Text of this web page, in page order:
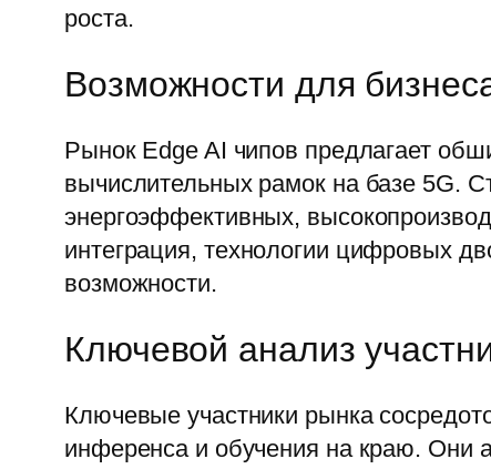
роста.
Возможности для
Рынок Edge AI чипов предлагает
вычислительных рамок на базе 5G.
энергоэффективных,
интеграция, технологии цифровых
возможности.
Ключевой анализ
Ключевые участники рынка
инференса и обучения на краю. Они